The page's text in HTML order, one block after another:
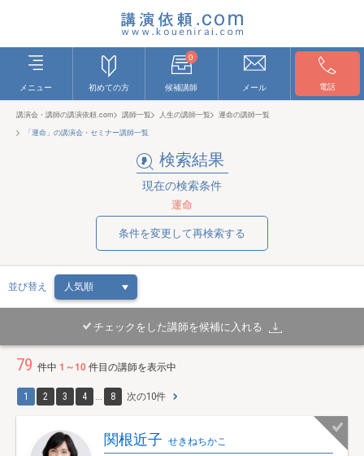
メニュー 初めての方
0
候補講師 メール 電話
講演会・講師の講演依頼.com 講師一覧 人生の講師一覧
運命の講師一覧
「運命」の講演会・セミナー講師一覧
検索結果
現在の検索条件
運命
条件を変更して再検索する
並び替え
チェックをした講師を候補に入れる
79 件中 1～10件目の講師を表示中
1 2 3 4 ... 8 次の10件
関根近子 せきねちかこ